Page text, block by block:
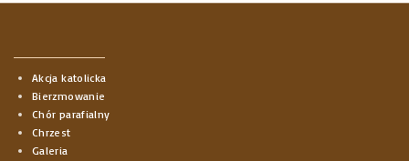
Akcja katolicka
Bierzmowanie
Chór parafialny
Chrzest
Galeria